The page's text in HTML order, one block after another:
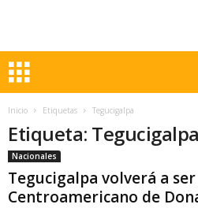
Inicio Etiquetas Tegucigalpa
Etiqueta: Tegucigalpa
Nacionales
Tegucigalpa volverá a
Centroamericano de